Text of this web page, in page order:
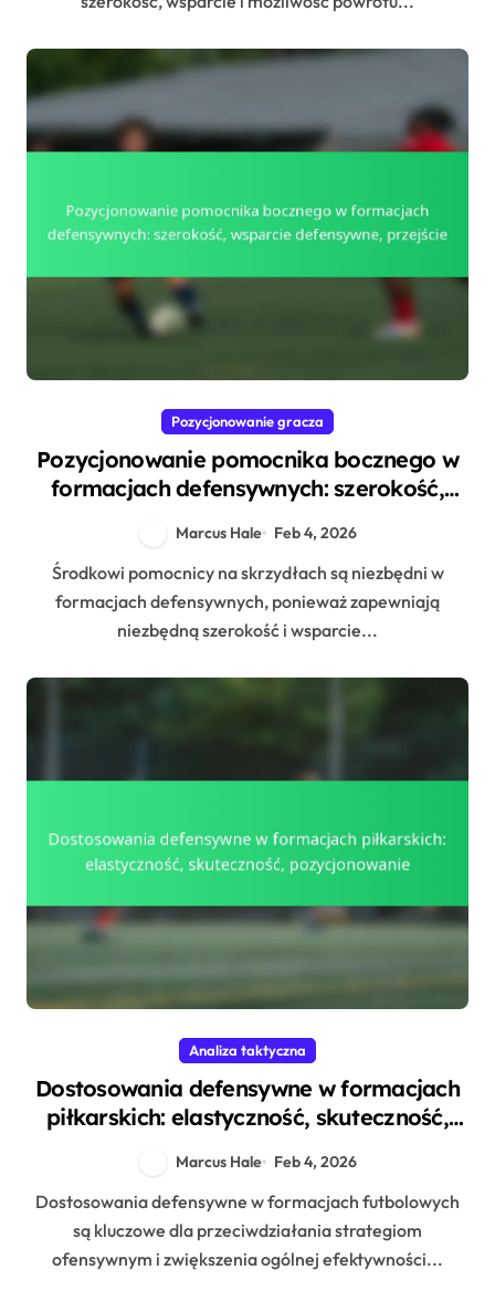
Pozycjonowanie gracza
Pozycjonowanie pomocnika bocznego w
formacjach defensywnych: szerokość,
Marcus Hale Feb 4, 2026
Środkowi pomocnicy na skrzydłach są niezbędni w
formacjach defensywnych, ponieważ zapewniają
niezbędną szerokość i wsparcie...
Analiza taktyczna
Dostosowania defensywne w formacjach
piłkarskich: elastyczność, skuteczność,
Marcus Hale Feb 4, 2026
Dostosowania defensywne w formacjach futbolowych
są kluczowe dla przeciwdziałania strategiom
ofensywnym i zwiększenia ogólnej efektywności...